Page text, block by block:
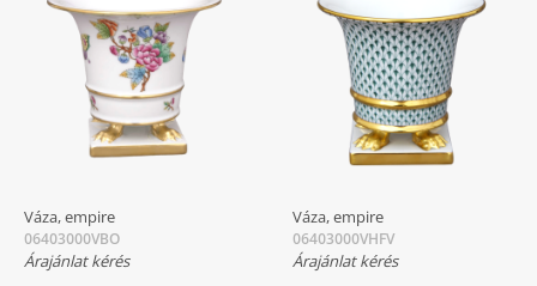
Váza, empire
06403000VBO
Árajánlat kérés
Váza, empire
06403000VHFV
Árajánlat kérés